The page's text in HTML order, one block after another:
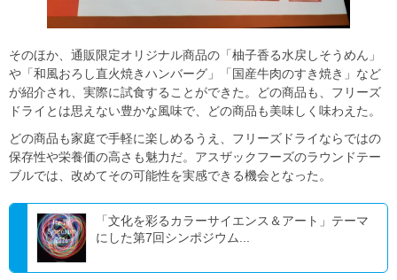
そのほか、通販限定オリジナル商品の「柚子香る水戻しそうめん」
や「和風おろし直火焼きハンバーグ」「国産牛肉のすき焼き」など
が紹介され、実際に試食することができた。どの商品も、フリーズ
ドライとは思えない豊かな風味で、どの商品も美味しく味わえた。
どの商品も家庭で手軽に楽しめるうえ、フリーズドライならではの
保存性や栄養価の高さも魅力だ。アスザックフーズのラウンドテー
ブルでは、改めてその可能性を実感できる機会となった。
「文化を彩るカラーサイエンス＆アート」テーマ
にした第7回シンポジウム...